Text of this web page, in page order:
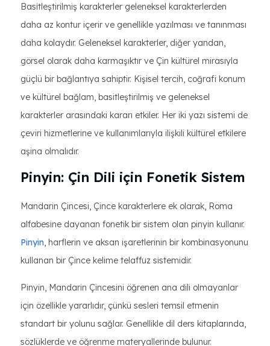
Basitleştirilmiş karakterler geleneksel karakterlerden
daha az kontur içerir ve genellikle yazılması ve tanınması
daha kolaydır. Geleneksel karakterler, diğer yandan,
görsel olarak daha karmaşıktır ve Çin kültürel mirasıyla
güçlü bir bağlantıya sahiptir. Kişisel tercih, coğrafi konum
ve kültürel bağlam, basitleştirilmiş ve geleneksel
karakterler arasındaki kararı etkiler. Her iki yazı sistemi de
çeviri hizmetlerine ve kullanımlarıyla ilişkili kültürel etkilere
aşina olmalıdır.
Pinyin: Çin Dili için Fonetik Sistem
Mandarin Çincesi, Çince karakterlere ek olarak, Roma
alfabesine dayanan fonetik bir sistem olan pinyin kullanır.
Pinyin, harflerin ve aksan işaretlerinin bir kombinasyonunu
kullanan bir Çince kelime telaffuz sistemidir.
Pinyin, Mandarin Çincesini öğrenen ana dili olmayanlar
için özellikle yararlıdır, çünkü sesleri temsil etmenin
standart bir yolunu sağlar. Genellikle dil ders kitaplarında,
sözlüklerde ve öğrenme materyallerinde bulunur.